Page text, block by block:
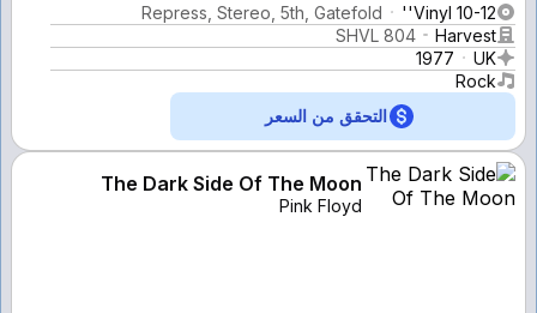
Vinyl 10-12''
Repress, Stereo, 5th, Gatefold
Harvest
SHVL 804
UK
1977
Rock
التحقق من السعر
The Dark Side Of The Moon
Pink Floyd